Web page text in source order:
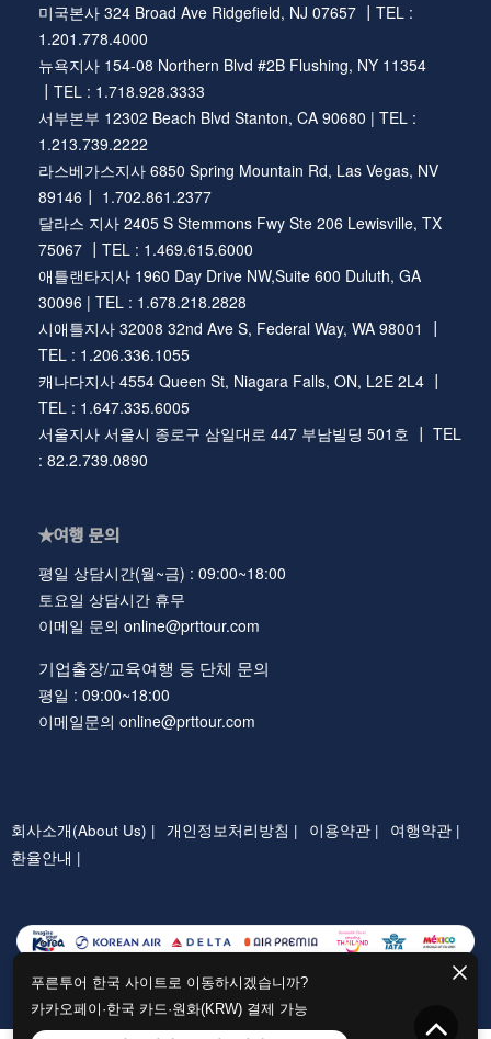
푸른투어 한국 사이트로 이동하시겠습니까?
카카오페이·한국 카드·원화(KRW) 결제 가능
미국본사 324 Broad Ave Ridgefield, NJ 07657 ┃TEL :
1.201.778.4000
뉴욕지사 154-08 Northern Blvd #2B Flushing, NY 11354
┃TEL : 1.718.928.3333
서부본부 12302 Beach Blvd Stanton, CA 90680 | TEL :
1.213.739.2222
라스베가스지사 6850 Spring Mountain Rd, Las Vegas, NV
89146┃ 1.702.861.2377
달라스 지사 2405 S Stemmons Fwy Ste 206 Lewisville, TX
75067 ┃TEL : 1.469.615.6000
애틀랜타지사 1960 Day Drive NW,Suite 600 Duluth, GA
30096 | TEL : 1.678.218.2828
시애틀지사 32008 32nd Ave S, Federal Way, WA 98001 ┃
TEL : 1.206.336.1055
캐나다지사 4554 Queen St, Niagara Falls, ON, L2E 2L4 ┃
TEL : 1.647.335.6005
서울지사 서울시 종로구 삼일대로 447 부남빌딩 501호 ┃ TEL
: 82.2.739.0890
★여행 문의
평일 상담시간(월~금) : 09:00~18:00
토요일 상담시간 휴무
이메일 문의 online@prttour.com
기업출장/교육여행 등 단체 문의
평일 : 09:00~18:00
이메일문의 online@prttour.com
회사소개(About Us) | 개인정보처리방침 | 이용약관 |
여행약관 |
환율안내 |